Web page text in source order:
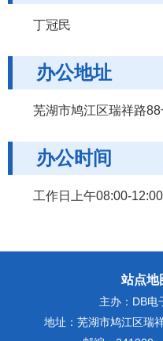
丁冠民
办公地址
芜湖市鸠江区瑞祥路
办公时间
工作日上午08:00-
站点地
主办：DB电
地址：芜湖市鸠江区瑞